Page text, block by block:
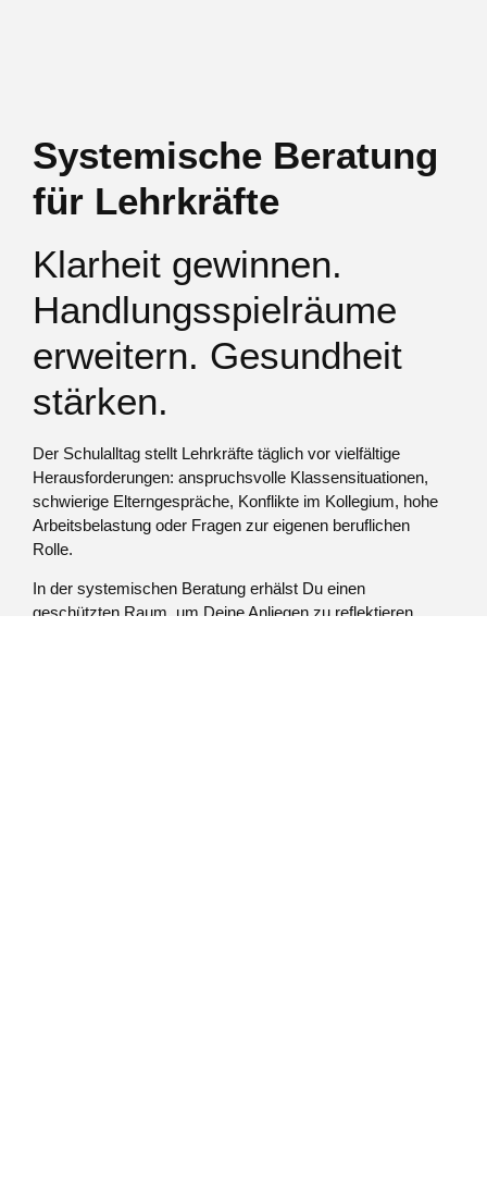
Systemische Beratung
für Lehrkräfte
Klarheit gewinnen.
Handlungsspielräume
erweitern. Gesundheit
stärken.
Der Schulalltag stellt Lehrkräfte täglich vor vielfältige
Herausforderungen: anspruchsvolle Klassensituationen,
schwierige Elterngespräche, Konflikte im Kollegium, hohe
Arbeitsbelastung oder Fragen zur eigenen beruflichen
Rolle.
In der systemischen Beratung erhälst Du einen
geschützten Raum, um Deine Anliegen zu reflektieren,